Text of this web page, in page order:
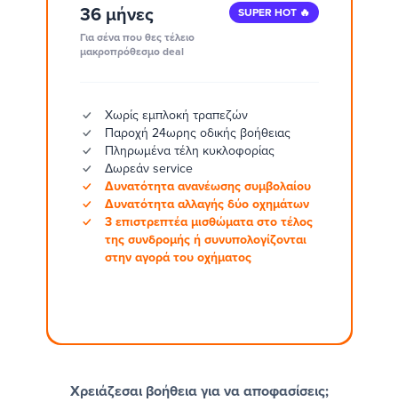
36 μήνες
Για σένα που θες τέλειο
μακροπρόθεσμο deal
SUPER HOT 🔥
Χωρίς εμπλοκή τραπεζών
Παροχή 24ωρης οδικής βοήθειας
Πληρωμένα τέλη κυκλοφορίας
Δωρεάν service
Δυνατότητα ανανέωσης συμβολαίου
Δυνατότητα αλλαγής δύο οχημάτων
3 επιστρεπτέα μισθώματα στο τέλος
της συνδρομής ή συνυπολογίζονται
στην αγορά του οχήματος
Χρειάζεσαι βοήθεια για να αποφασίσεις;